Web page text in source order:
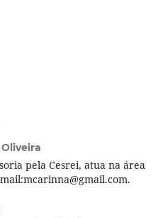
pela Cesrei, atua na área